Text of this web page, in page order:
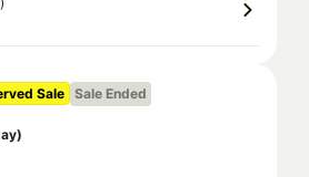
Sale Sale Ended
)